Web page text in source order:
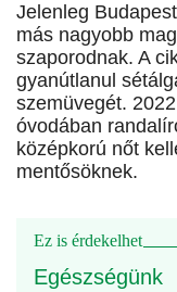
Jelenleg
más nagyobb
szaporodnak. A
gyanútlanul
szemüvegét.
óvodában
középkorú nőt
mentősöknek.
Ez is érdekelhet
Egészségünk